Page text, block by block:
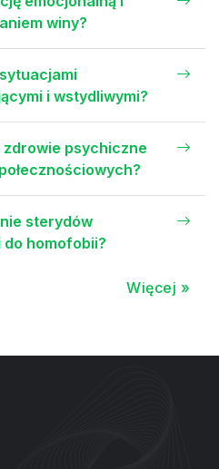
winy?
i wstydliwymi?
zdrowie psychiczne
sterydów
homofobii?
Więcej »